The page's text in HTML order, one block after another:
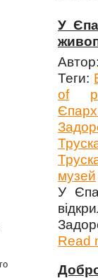
У
Теги:
of
музей
У
Read